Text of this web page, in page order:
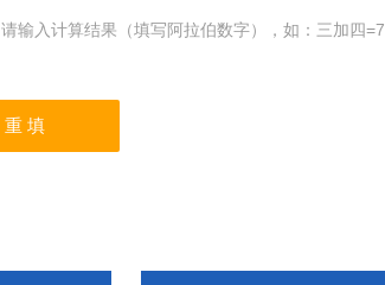
请输入计算结果（填写阿拉伯数字），如：三加四=7